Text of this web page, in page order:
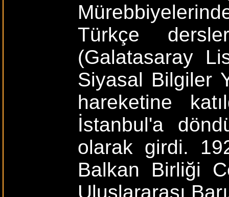
Türkçe
(Galatasaray
Siyasal Bilgiler
hareketine
İstanbul'a
olarak girdi.
Balkan Birliği
Uluslararası